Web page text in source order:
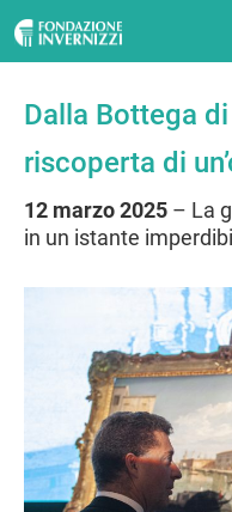
Dalla Bottega
riscoperta di
12 marzo 2025 – La
in un istante